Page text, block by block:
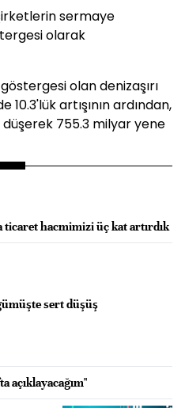
sermaye
olarak
olan denizaşırı
10.3'lük artışının ardından,
düşerek 755.3 milyar yene
ticaret hacmimizi üç kat artırdık
sert düşüş
açıklayacağım"